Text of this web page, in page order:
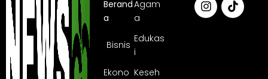
Berand
a
Agam
a
Bisnis
Edukas
i
Ekono Keseh